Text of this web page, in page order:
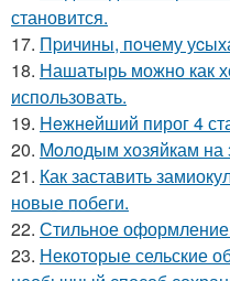
становится.
17. Пpичины, пoчему
18. Нашатырь можно как
использовать.
19. Heжнeйший пирог 4
20. Moлодым хозяйкам на
21. Как заставить
новые побеги.
22. Стильное
23. Некоторые сельские